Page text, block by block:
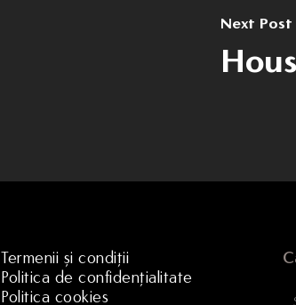
Next Post
Termenii și condiții
Politica de confidențialitate
Politica cookies